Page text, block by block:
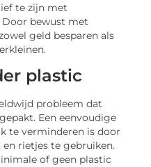
te zijn met
bewust met
geld besparen als
plastic
probleem dat
Een eenvoudige
te verminderen is door
en rietjes te gebruiken.
of geen plastic